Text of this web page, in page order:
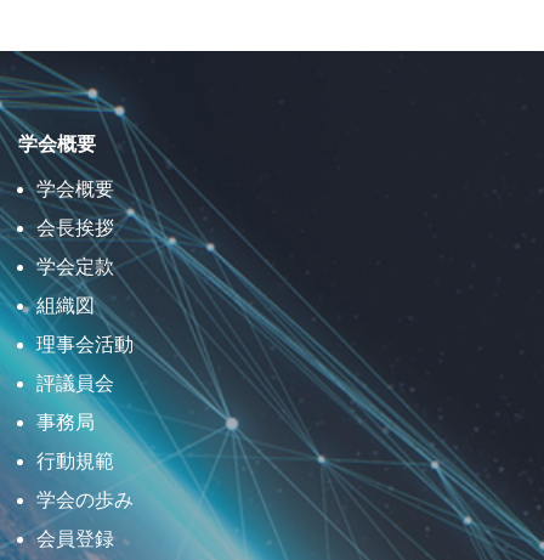
学会概要
学会概要
会長挨拶
学会定款
組織図
理事会活動
評議員会
事務局
行動規範
学会の歩み
会員登録